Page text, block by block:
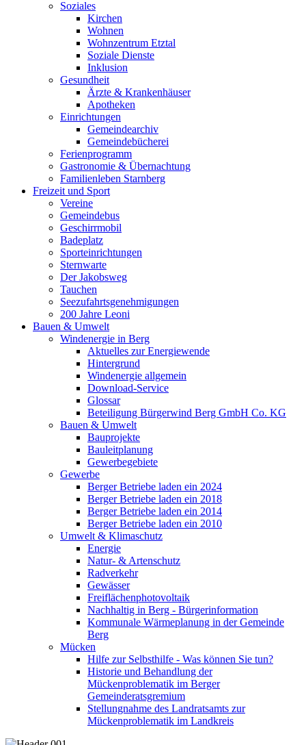
Soziales
Kirchen
Wohnen
Wohnzentrum Etztal
Soziale Dienste
Inklusion
Gesundheit
Ärzte & Krankenhäuser
Apotheken
Einrichtungen
Gemeindearchiv
Gemeindebücherei
Ferienprogramm
Gastronomie & Übernachtung
Familienleben Starnberg
Freizeit und Sport
Vereine
Gemeindebus
Geschirrmobil
Badeplatz
Sporteinrichtungen
Sternwarte
Der Jakobsweg
Tauchen
Seezufahrtsgenehmigungen
200 Jahre Leoni
Bauen & Umwelt
Windenergie in Berg
Aktuelles zur Energiewende
Hintergrund
Windenergie allgemein
Download-Service
Glossar
Beteiligung Bürgerwind Berg GmbH Co. KG
Bauen & Umwelt
Bauprojekte
Bauleitplanung
Gewerbegebiete
Gewerbe
Berger Betriebe laden ein 2024
Berger Betriebe laden ein 2018
Berger Betriebe laden ein 2014
Berger Betriebe laden ein 2010
Umwelt & Klimaschutz
Energie
Natur- & Artenschutz
Radverkehr
Gewässer
Freiflächenphotovoltaik
Nachhaltig in Berg - Bürgerinformation
Kommunale Wärmeplanung in der Gemeinde
Berg
Mücken
Hilfe zur Selbsthilfe - Was können Sie tun?
Historie und Behandlung der
Mückenproblematik im Berger
Gemeinderatsgremium
Stellungnahme des Landratsamts zur
Mückenproblematik im Landkreis